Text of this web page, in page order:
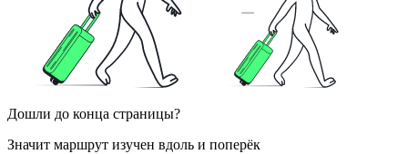
Дошли до конца страницы?
Значит маршрут изучен вдоль и поперёк